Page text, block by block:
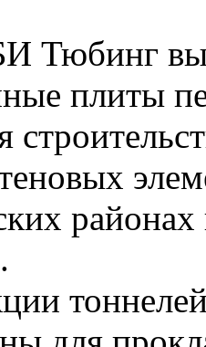
плиты
тоннелей